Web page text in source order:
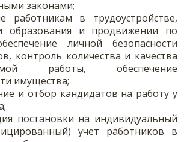
законами;
работникам в трудоустройстве,
образования и продвижении по
личной безопасности
контроль количества и качества
работы, обеспечение
имущества;
и отбор кандидатов на работу у
постановки на индивидуальный
учет работников в